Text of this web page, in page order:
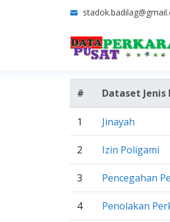
# Dataset Jenis
1 Jinayah
2 Izin Poligami
3 Pencegahan
4 Penolakan